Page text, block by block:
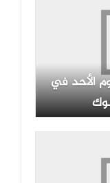
الأحد في